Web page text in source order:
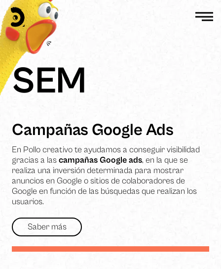
SEM
Campañas Google Ads
En Pollo creativo te ayudamos a conseguir visibilidad
gracias a las campañas Google ads, en la que se
realiza una inversión determinada para mostrar
anuncios en Google o sitios de colaboradores de
Google en función de las búsquedas que realizan los
usuarios.
Saber más